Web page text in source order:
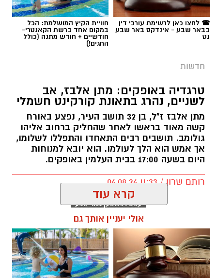
חדשות
טרגדיה באופקים: מתן אלבז, אב
גולומב. תושבים רבים התאחדו והתפללו לשלומו,
אך אמש הוא הלך לעולמו. הוא יובא למנוחות
היום בשעה 17:00 בבית העלמין באופקים.
רותם שרון / 11:33 06.08.26
מתן אלבז ז"ל
קרא עוד
☎ לחצו כאן לרשימת עורכי דין
בבאר שבע - אינדקס באר שבע
נט
חוויית הקיץ המושלמת: הכל
במקום אחד ברשת הקאנטרי-
חודשיים + חודש מתנה (כולל
החגים!)